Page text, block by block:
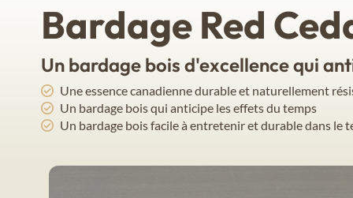
Bardage bois traditionnel
Bardage bois faux claire-voie
Bardage bois claire-voie
Bardage bois couvre-joint
Red
Pin
Épicéa du Nord
Épicéa du Nord Thermo
Lambris
Lambris
Steamwood
Nos certificationsNos actus
Bardage Red
Un bardage bois d'excellence qui
Une essence canadienne durable et naturellement
Un bardage bois qui anticipe les effets du temps
Un bardage bois facile à entretenir et durable dans le